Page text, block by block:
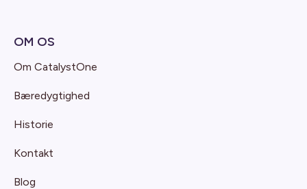
OM OS
Om CatalystOne
Bæredygtighed
Historie
Kontakt
Blog